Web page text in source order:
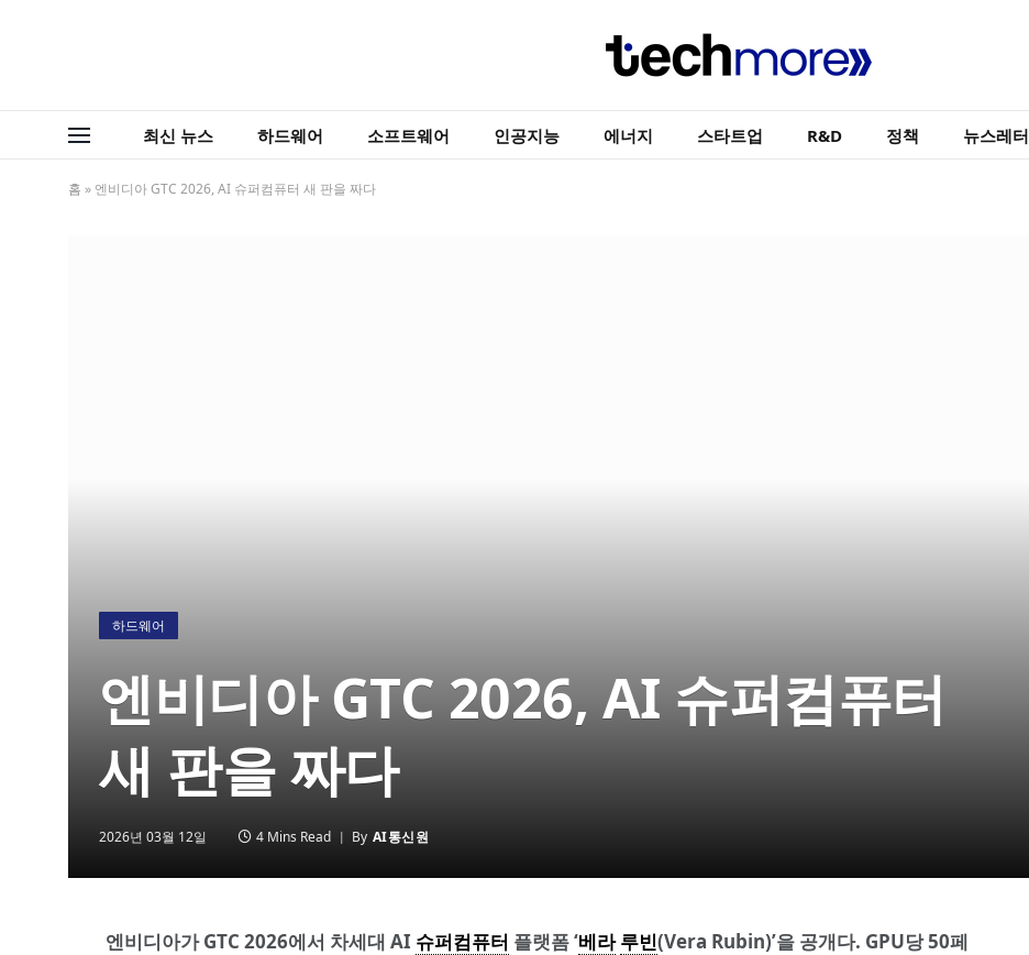
최신 뉴스 하드웨어 소프트웨어 인공지능 에너지 스타트업 R&D 정책 뉴스레터
홈 » 엔비디아 GTC 2026, AI 슈퍼컴퓨터 새 판을 짜다
하드웨어
엔비디아 GTC 2026, AI 슈퍼컴퓨터
새 판을 짜다
2026년 03월 12일 4 Mins Read By AI통신원
엔비디아가 GTC 2026에서 차세대 AI 슈퍼컴퓨터 플랫폼 ‘베라 루빈(Vera Rubin)’을 공개다. GPU당 50페